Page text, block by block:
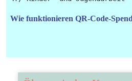
Wie funktionieren QR-Code-